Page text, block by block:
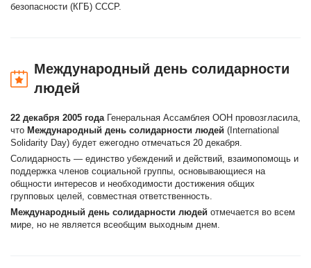
безопасности (КГБ) СССР.
Международный день солидарности
людей
22 декабря 2005 годаГенеральная Ассамблея ООН провозгласила,
что Международный день солидарности людей (International
Solidarity Day) будет ежегодно отмечаться 20 декабря.
Солидарность — единство убеждений и действий, взаимопомощь и
поддержка членов социальной группы, основывающиеся на
общности интересов и необходимости достижения общих
групповых целей, совместная ответственность.
Международный день солидарности людей отмечается во всем
мире, но не является всеобщим выходным днем.